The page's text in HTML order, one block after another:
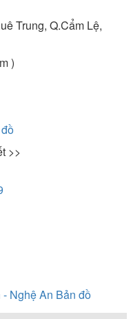
Trung, Q.Cẩm Lệ,
)
>>
- Nghệ An Bản đồ